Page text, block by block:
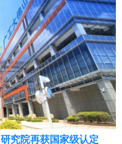
究院再获国家级认定